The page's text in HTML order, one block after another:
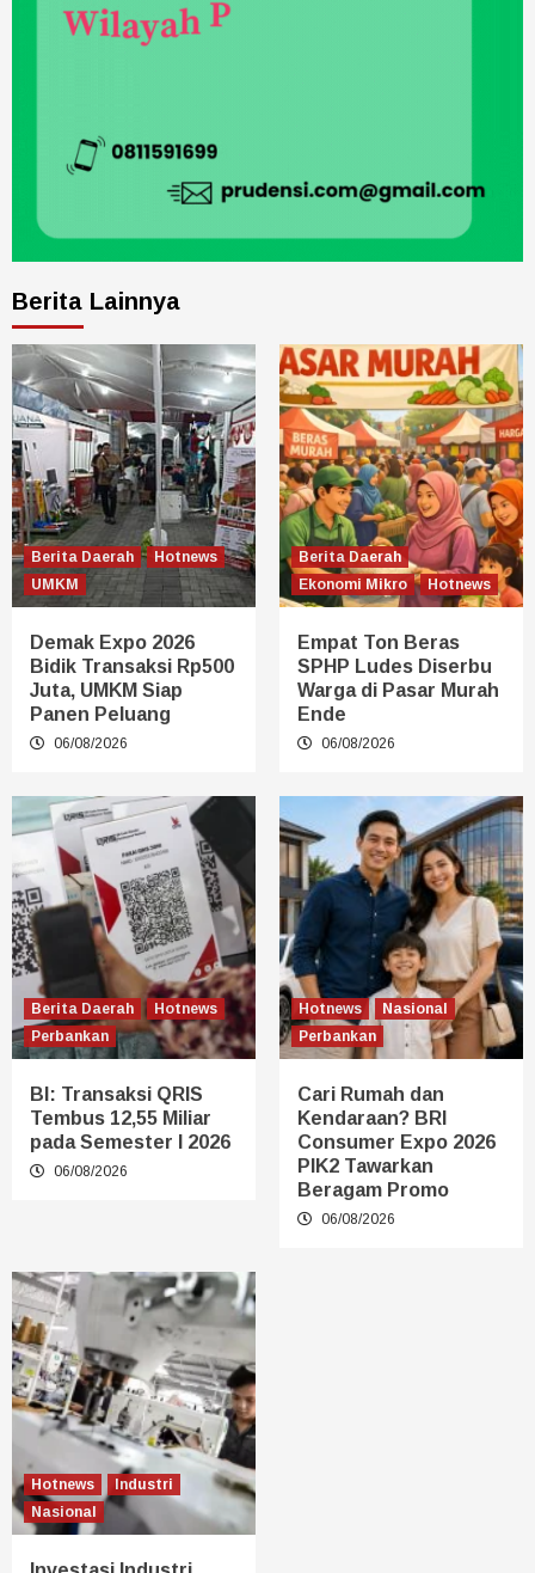
Berita Lainnya
Berita Daerah
Hotnews
UMKM
Demak Expo 2026
Bidik Transaksi Rp500
Juta, UMKM Siap
Panen Peluang
06/08/2026
Berita Daerah
Ekonomi Mikro
Hotnews
Empat Ton Beras
SPHP Ludes Diserbu
Warga di Pasar Murah
Ende
06/08/2026
Berita Daerah
Hotnews
Perbankan
BI: Transaksi QRIS
Tembus 12,55 Miliar
pada Semester I 2026
06/08/2026
Hotnews
Nasional
Perbankan
Cari Rumah dan
Kendaraan? BRI
Consumer Expo 2026
PIK2 Tawarkan
Beragam Promo
06/08/2026
Hotnews
Industri
Nasional